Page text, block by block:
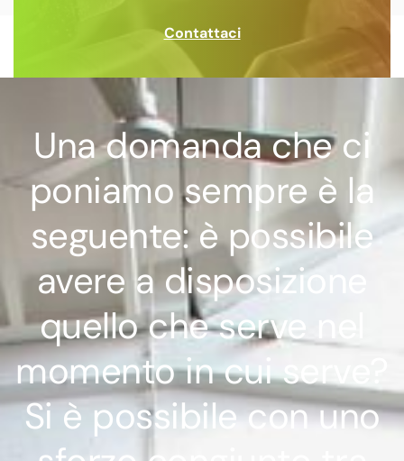
Contattaci
Una domanda che ci
poniamo sempre è la
seguente: è possibile
avere a disposizione
quello che serve nel
momento in cui serve?
Si è possibile con uno